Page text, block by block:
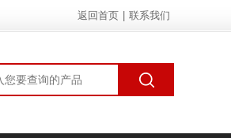
返回首页 联系我们